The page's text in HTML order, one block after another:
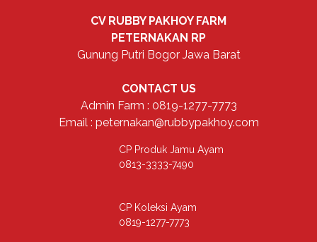
CV RUBBY PAKHOY FARM
PETERNAKAN RP
Gunung Putri Bogor Jawa Barat
CONTACT US
Admin Farm : 0819-1277-7773
Email : peternakan@rubbypakhoy.com
CP Produk Jamu Ayam
0813-3333-7490
CP Koleksi Ayam
0819-1277-7773